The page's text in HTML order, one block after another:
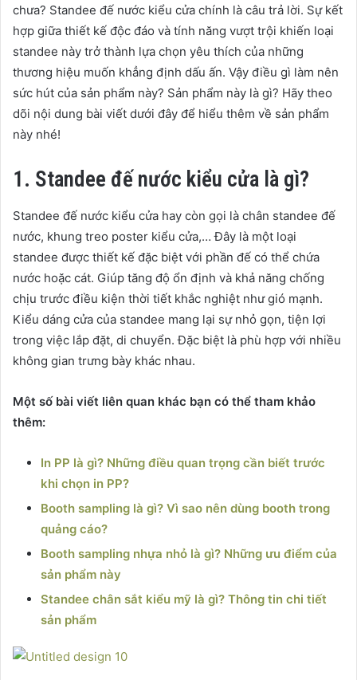
chưa? Standee đế nước kiểu cửa chính là câu trả lời. Sự kết
hợp giữa thiết kế độc đáo và tính năng vượt trội khiến loại
standee này trở thành lựa chọn yêu thích của những
thương hiệu muốn khẳng định dấu ấn. Vậy điều gì làm nên
sức hút của sản phẩm này? Sản phẩm này là gì? Hãy theo
dõi nội dung bài viết dưới đây để hiểu thêm về sản phẩm
này nhé!
1. Standee đế nước kiểu cửa là gì?
Standee đế nước kiểu cửa hay còn gọi là chân standee đế
nước, khung treo poster kiểu cửa,… Đây là một loại
standee được thiết kế đặc biệt với phần đế có thể chứa
nước hoặc cát. Giúp tăng độ ổn định và khả năng chống
chịu trước điều kiện thời tiết khắc nghiệt như gió mạnh.
Kiểu dáng cửa của standee mang lại sự nhỏ gọn, tiện lợi
trong việc lắp đặt, di chuyển. Đặc biệt là phù hợp với nhiều
không gian trưng bày khác nhau.
Một số bài viết liên quan khác bạn có thể tham khảo
thêm:
In PP là gì? Những điều quan trọng cần biết trước
khi chọn in PP?
Booth sampling là gì? Vì sao nên dùng booth trong
quảng cáo?
Booth sampling nhựa nhỏ là gì? Những ưu điểm của
sản phẩm này
Standee chân sắt kiểu mỹ là gì? Thông tin chi tiết
sản phẩm